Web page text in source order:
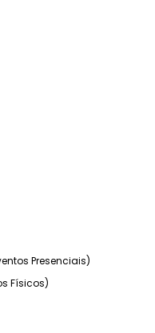
Presenciais)
Físicos)